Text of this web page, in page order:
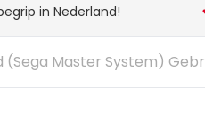
Overige
in Nederland!
Master System)